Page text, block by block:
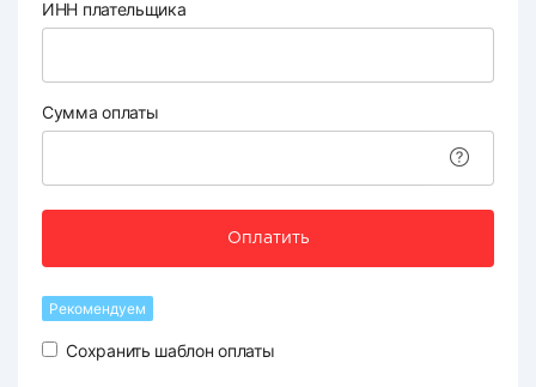
ИНН плательщика
Сумма оплаты
Оплатить
Рекомендуем
Сохранить шаблон оплаты